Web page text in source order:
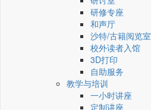
研修专座
和声厅
沙特/古籍阅览室
校外读者入馆
3D打印
自助服务
教学与培训
一小时讲座
定制讲座